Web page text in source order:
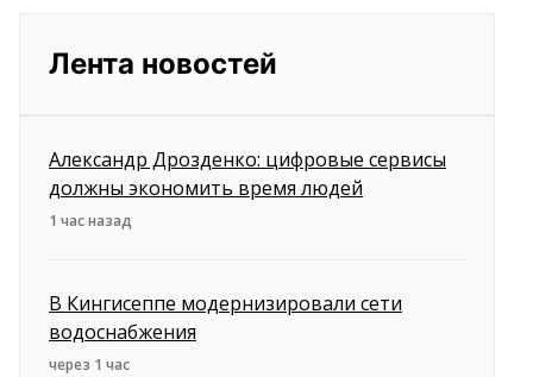
Лента новостей
Александр Дрозденко: цифровые сервисы
должны экономить время людей
1 час назад
В Кингисеппе модернизировали сети
водоснабжения
через 1 час